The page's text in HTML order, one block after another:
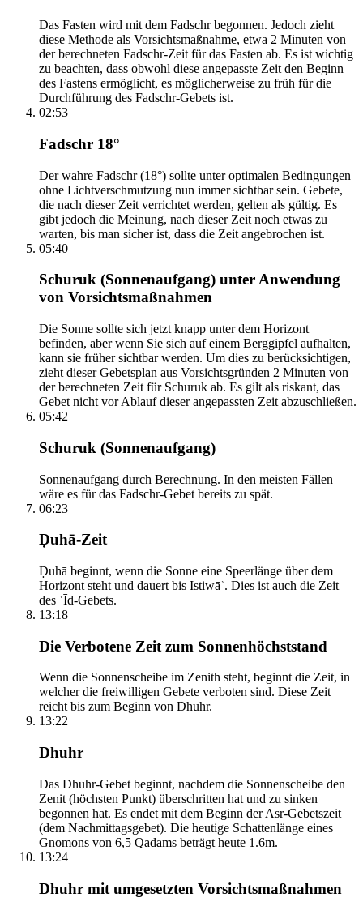
Das Fasten wird mit dem Fadschr begonnen. Jedoch zieht
diese Methode als Vorsichtsmaßnahme, etwa 2 Minuten von
der berechneten Fadschr-Zeit für das Fasten ab. Es ist wichtig
zu beachten, dass obwohl diese angepasste Zeit den Beginn
des Fastens ermöglicht, es möglicherweise zu früh für die
Durchführung des Fadschr-Gebets ist.
02:53
Fadschr 18°
Der wahre Fadschr (18°) sollte unter optimalen Bedingungen
ohne Lichtverschmutzung nun immer sichtbar sein. Gebete,
die nach dieser Zeit verrichtet werden, gelten als gültig. Es
gibt jedoch die Meinung, nach dieser Zeit noch etwas zu
warten, bis man sicher ist, dass die Zeit angebrochen ist.
05:40
Schuruk (Sonnenaufgang) unter Anwendung
von Vorsichtsmaßnahmen
Die Sonne sollte sich jetzt knapp unter dem Horizont
befinden, aber wenn Sie sich auf einem Berggipfel aufhalten,
kann sie früher sichtbar werden. Um dies zu berücksichtigen,
zieht dieser Gebetsplan aus Vorsichtsgründen 2 Minuten von
der berechneten Zeit für Schuruk ab. Es gilt als riskant, das
Gebet nicht vor Ablauf dieser angepassten Zeit abzuschließen.
05:42
Schuruk (Sonnenaufgang)
Sonnenaufgang durch Berechnung. In den meisten Fällen
wäre es für das Fadschr-Gebet bereits zu spät.
06:23
Ḍuhā-Zeit
Ḍuhā beginnt, wenn die Sonne eine Speerlänge über dem
Horizont steht und dauert bis Istiwāʾ. Dies ist auch die Zeit
des ʿĪd-Gebets.
13:18
Die Verbotene Zeit zum Sonnenhöchststand
Wenn die Sonnenscheibe im Zenith steht, beginnt die Zeit, in
welcher die freiwilligen Gebete verboten sind. Diese Zeit
reicht bis zum Beginn von Dhuhr.
13:22
Dhuhr
Das Dhuhr-Gebet beginnt, nachdem die Sonnenscheibe den
Zenit (höchsten Punkt) überschritten hat und zu sinken
begonnen hat. Es endet mit dem Beginn der Asr-Gebetszeit
(dem Nachmittagsgebet). Die heutige Schattenlänge eines
Gnomons von 6,5 Qadams beträgt heute 1.6m.
13:24
Dhuhr mit umgesetzten Vorsichtsmaßnahmen